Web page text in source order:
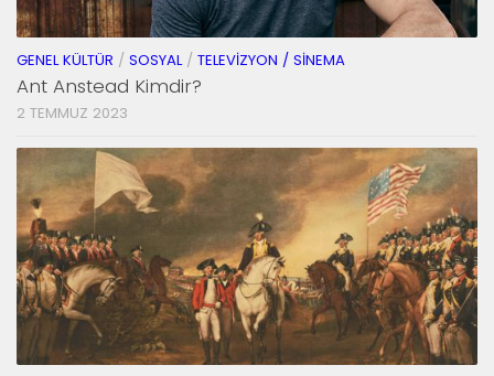
GENEL KÜLTÜR / SOSYAL/ TELEVIZYON / SINEMA
Ant Anstead Kimdir?
2 TEMMUZ 2023